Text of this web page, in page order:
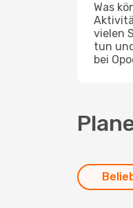
Was
vielen
tun
bei